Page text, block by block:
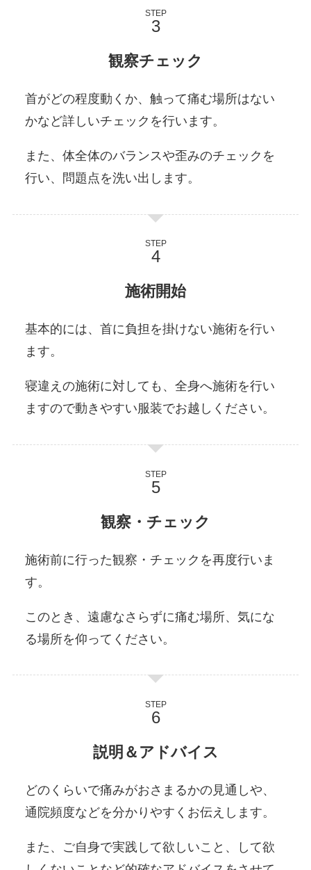
STEP
観察チェック
首がどの程度動くか、触って痛む場所はない
かなど詳しいチェックを行います。
また、体全体のバランスや歪みのチェックを
行い、問題点を洗い出します。
STEP
施術開始
基本的には、首に負担を掛けない施術を行い
ます。
寝違えの施術に対しても、全身へ施術を行い
ますので動きやすい服装でお越しください。
STEP
観察・チェック
施術前に行った観察・チェックを再度行いま
す。
このとき、遠慮なさらずに痛む場所、気にな
る場所を仰ってください。
STEP
説明＆アドバイス
どのくらいで痛みがおさまるかの見通しや、
通院頻度などを分かりやすくお伝えします。
また、ご自身で実践して欲しいこと、して欲